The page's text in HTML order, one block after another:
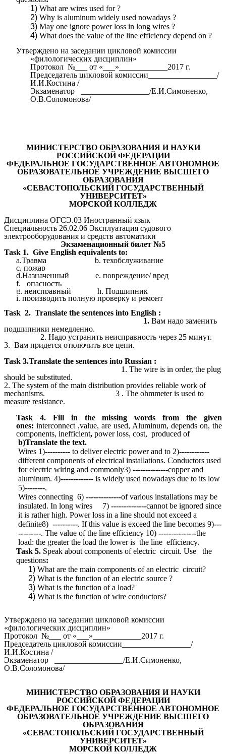
What are wires used for ?
Why is aluminum widely used nowadays ?
May one ignore power loss in long wires ?
What does the value of the line efficiency depend on ?
Утверждено на заседании цикловой комиссии
«филологических дисциплин»
Протокол №___ от «___»____________2017 г.
Председатель цикловой комиссии_________________/
И.И.Костина /
Экзаменатор _________________/Е.И.Симоненко,
О.В.Соломонова/
МИНИСТЕРСТВО ОБРАЗОВАНИЯ И НАУКИ
РОССИЙСКОЙ ФЕДЕРАЦИИ
ФЕДЕРАЛЬНОЕ ГОСУДАРСТВЕННОЕ АВТОНОМНОЕ
ОБРАЗОВАТЕЛЬНОЕ УЧРЕЖДЕНИЕ ВЫСШЕГО
ОБРАЗОВАНИЯ
«СЕВАСТОПОЛЬСКИЙ ГОСУДАРСТВЕННЫЙ
УНИВЕРСИТЕТ»
МОРСКОЙ КОЛЛЕДЖ
Дисциплина ОГСЭ.03 Иностранный язык
Специальность 26.02.06 Эксплуатация судового
электрооборудования и средств автоматики
Экзаменационный билет №5
Task 1. Give English equivalents to:
a.Травма b. техобслуживание
c. пожар
d.Назначенный e. повреждение/ вред
f. опасность
g. неисправный h. Подшипник
i. производить полную проверку и ремонт
Task 2. Translate the sentences into English :
1. Вам надо заменить
подшипники немедленно.
2. Надо устранить неисправность через 25 минут.
3. Вам придется отключить все цепи.
Task 3.Translate the sentences into Russian :
1. The wire is in order, the plug
should be substituted.
2. The system of the main distribution provides reliable work of
mechanisms. 3 . The ohmmeter is used to
measure resistance.
Task 4. Fill in the missing words from the given
ones: interconnect ,value, are used, Aluminum, depends on, the
components, inefficient, power loss, cost, produced of
b)Translate the text.
Wires 1)---------- to deliver electric power and to 2)------------
different components of electrical installations. Conductors used
for electric wiring and commonly3)--------------copper and
aluminum. 4)------------- is widely used nowadays due to its low
5)--------.
Wires connecting 6)--------------of various installations may be
insulated. In long wires 7)--------------cannot be ignored since
it is rather high. Power loss in a line should not exceed a
definite8)----------. If this value is exceed the line becomes 9)---
---------. The value of the line efficiency 10)---------------the
load: the greater the load the lower is the line efficiency.
Task 5. Speak about components of electric circuit. Use
the
questions:
What are the main components of an electric circuit?
What is the function of an electric source ?
What is the function of a load?
What is the function of wire conductors?
Утверждено на заседании цикловой комиссии
«филологических дисциплин»
Протокол №___ от «___»____________2017 г.
Председатель цикловой комиссии_________________/
И.И.Костина /
Экзаменатор _________________/Е.И.Симоненко,
О.В.Соломонова/
МИНИСТЕРСТВО ОБРАЗОВАНИЯ И НАУКИ
РОССИЙСКОЙ ФЕДЕРАЦИИ
ФЕДЕРАЛЬНОЕ ГОСУДАРСТВЕННОЕ АВТОНОМНОЕ
ОБРАЗОВАТЕЛЬНОЕ УЧРЕЖДЕНИЕ ВЫСШЕГО
ОБРАЗОВАНИЯ
«СЕВАСТОПОЛЬСКИЙ ГОСУДАРСТВЕННЫЙ
УНИВЕРСИТЕТ»
МОРСКОЙ КОЛЛЕДЖ